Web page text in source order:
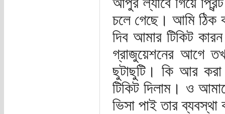
চলে গেছে। আমি ঠিক
দিব আমার টিকিট
গ্রাজুয়েশনের আগে
ছুটাছুটি। কি আর করা
টিকিট দিলাম। ও
ভিসা পাই তার